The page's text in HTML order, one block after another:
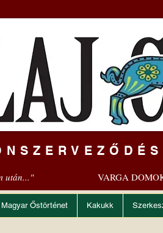
után..." VARGA
Magyar Őstörténet Kakukk